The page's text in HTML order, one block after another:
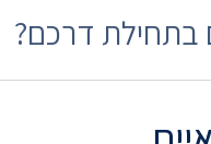
בתחילת דרכם?